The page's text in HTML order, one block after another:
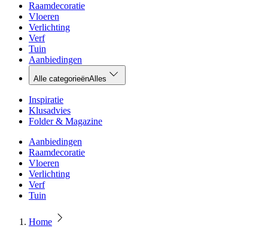
Raamdecoratie
Vloeren
Verlichting
Verf
Tuin
Aanbiedingen
Alle categorieënAlles
Inspiratie
Klusadvies
Folder & Magazine
Aanbiedingen
Raamdecoratie
Vloeren
Verlichting
Verf
Tuin
Home